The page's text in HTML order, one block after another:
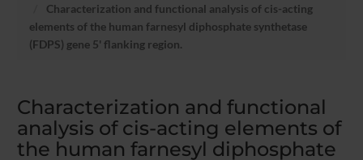
Characterization and functional analysis of cis-acting
elements of the human farnesyl diphosphate synthetase
(FDPS) gene 5' flanking region.
Characterization and functional
analysis of cis-acting elements of
the human farnesyl diphosphate